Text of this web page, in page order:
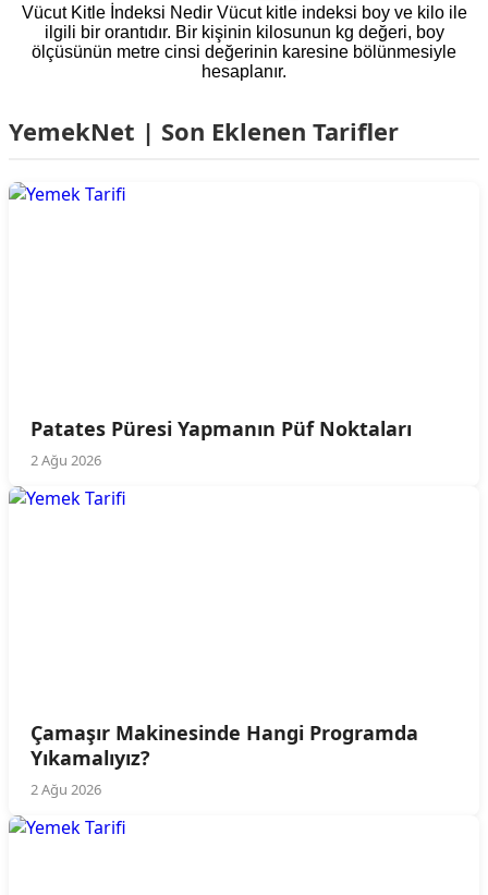
Vücut Kitle İndeksi Nedir Vücut kitle indeksi boy ve kilo ile
ilgili bir orantıdır. Bir kişinin kilosunun kg değeri, boy
ölçüsünün metre cinsi değerinin karesine bölünmesiyle
hesaplanır.
YemekNet | Son Eklenen Tarifler
Patates Püresi Yapmanın Püf Noktaları
2 Ağu 2026
Çamaşır Makinesinde Hangi Programda
Yıkamalıyız?
2 Ağu 2026